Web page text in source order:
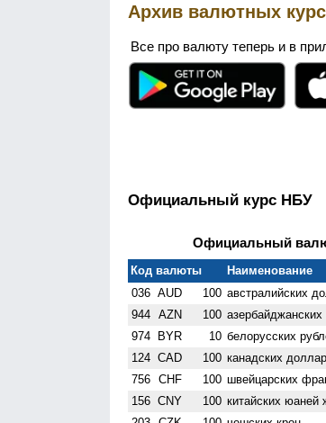
Архив валютных
Все про валюту теперь и в
Официальный курс НБУ
Официальный
Код валюты Наименование
036 AUD 100 австралийских
944 AZN 100
974 BYR 10 белорусских
124 CAD 100 канадских
756 CHF 100 швейцарских
156 CNY 100 китайских юаней